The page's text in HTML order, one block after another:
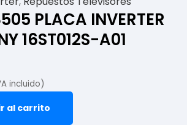
PLACA INVERTER
16ST012S-A01
incluido)
al carrito